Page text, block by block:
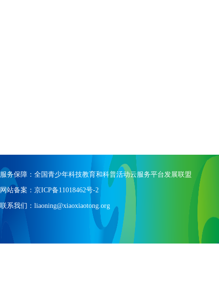
服务保障：全国青少年科技教育和科普活动云服务平台发展联盟
网站备案：京ICP备11018462号-2
联系我们：liaoning@xiaoxiaotong.org